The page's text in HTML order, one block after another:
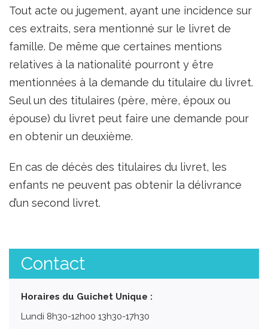
Tout acte ou jugement, ayant une incidence sur
ces extraits, sera mentionné sur le livret de
famille. De même que certaines mentions
relatives à la nationalité pourront y être
mentionnées à la demande du titulaire du livret.
Seul un des titulaires (père, mère, époux ou
épouse) du livret peut faire une demande pour
en obtenir un deuxième.
En cas de décès des titulaires du livret, les
enfants ne peuvent pas obtenir la délivrance
d’un second livret.
Contact
Horaires du Guichet Unique :
Lundi 8h30-12h00 13h30-17h30